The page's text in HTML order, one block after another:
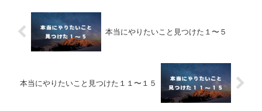
本当にやりたいこと見つけた１〜５
本当にやりたいこと見つけた１１〜１５